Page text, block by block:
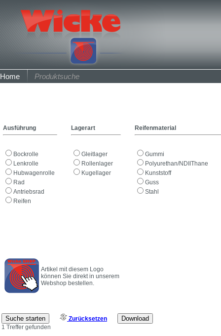
Home Produktsuche
Ausführung Lagerart Reifenmaterial
Bockrolle
Lenkrolle
Hubwagenrolle
Rad
Antriebsrad
Reifen
Gleitlager
Rollenlager
Kugellager
Gummi
Polyurethan/NDIIThane
Kunststoff
Guss
Stahl
Artikel mit diesem Logo
können Sie direkt in unserem
Webshop bestellen.
Zurücksetzen
1 Treffer gefunden